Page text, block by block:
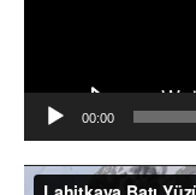
00:00
Video